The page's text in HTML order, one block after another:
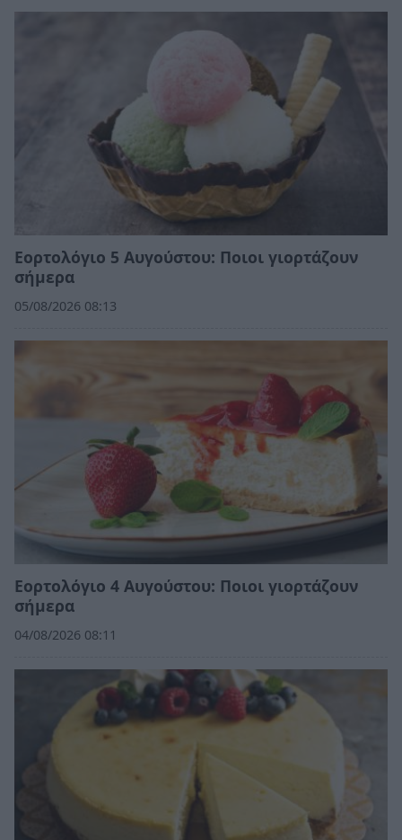
Εορτολόγιο 5 Αυγούστου: Ποιοι γιορτάζουν
σήμερα
05/08/2026 08:13
Εορτολόγιο 4 Αυγούστου: Ποιοι γιορτάζουν
σήμερα
04/08/2026 08:11